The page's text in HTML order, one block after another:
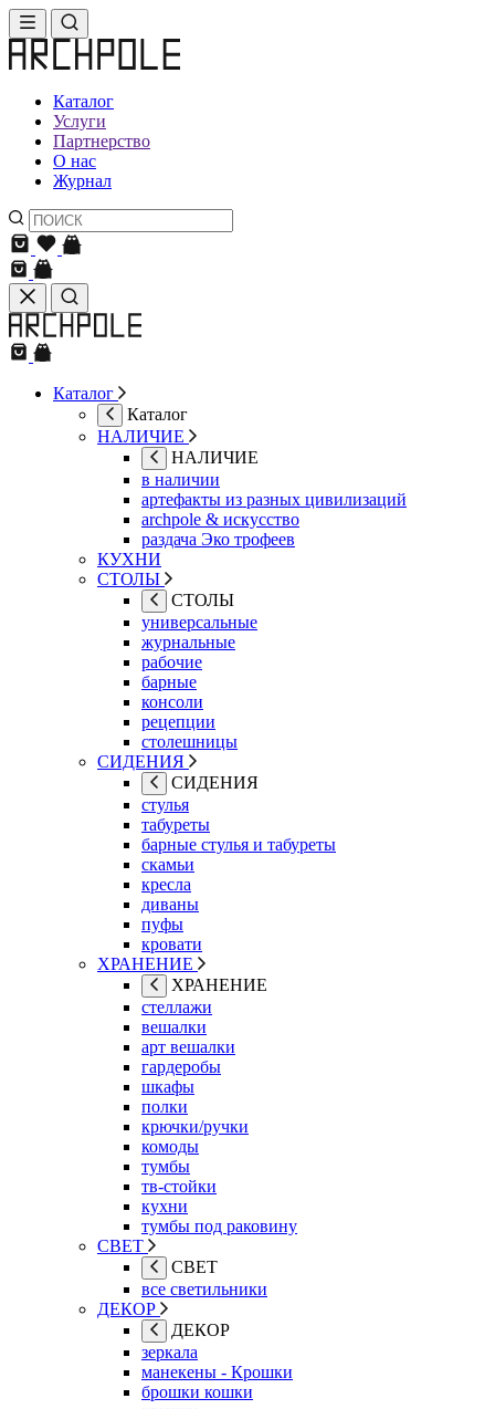
Каталог
Услуги
Партнерство
О нас
Журнал
Каталог
Каталог
НАЛИЧИЕ
НАЛИЧИЕ
в наличии
артефакты из разных цивилизаций
archpole & искусство
раздача Эко трофеев
КУХНИ
СТОЛЫ
СТОЛЫ
универсальные
журнальные
рабочие
барные
консоли
рецепции
столешницы
СИДЕНИЯ
СИДЕНИЯ
стулья
табуреты
барные стулья и табуреты
скамьи
кресла
диваны
пуфы
кровати
ХРАНЕНИЕ
ХРАНЕНИЕ
стеллажи
вешалки
арт вешалки
гардеробы
шкафы
полки
крючки/ручки
комоды
тумбы
тв-стойки
кухни
тумбы под раковину
СВЕТ
СВЕТ
все светильники
ДЕКОР
ДЕКОР
зеркала
манекены - Крошки
брошки кошки